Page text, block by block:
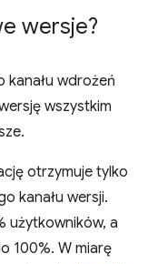
wersje?
kanału wdrożeń
wszystkim
otrzymuje tylko
kanału wersji.
użytkowników, a
100%. W miarę